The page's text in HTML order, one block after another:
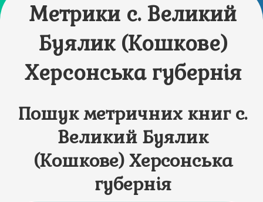
Метрики с. Великий
Буялик (Кошкове)
Херсонська губернія
Пошук метричних книг с.
Великий Буялик
(Кошкове) Херсонська
губернія